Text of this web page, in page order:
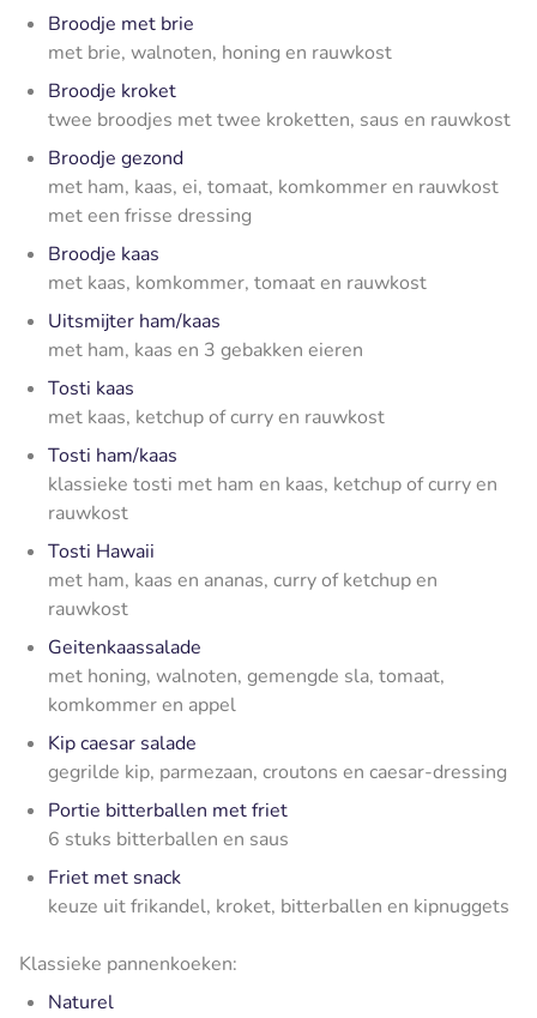
Broodje met brie
met brie, walnoten, honing en rauwkost
Broodje kroket
twee broodjes met twee kroketten, saus en rauwkost
Broodje gezond
met ham, kaas, ei, tomaat, komkommer en rauwkost
met een frisse dressing
Broodje kaas
met kaas, komkommer, tomaat en rauwkost
Uitsmijter ham/kaas
met ham, kaas en 3 gebakken eieren
Tosti kaas
met kaas, ketchup of curry en rauwkost
Tosti ham/kaas
klassieke tosti met ham en kaas, ketchup of curry en
rauwkost
Tosti Hawaii
met ham, kaas en ananas, curry of ketchup en
rauwkost
Geitenkaassalade
met honing, walnoten, gemengde sla, tomaat,
komkommer en appel
Kip caesar salade
gegrilde kip, parmezaan, croutons en caesar-dressing
Portie bitterballen met friet
6 stuks bitterballen en saus
Friet met snack
keuze uit frikandel, kroket, bitterballen en kipnuggets
Klassieke pannenkoeken:
Naturel